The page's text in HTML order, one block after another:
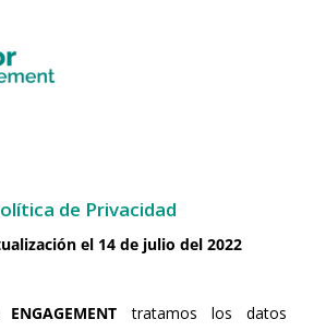
de Privacidad
el 14 de julio del 2022
ENGAGEMENT tratamos los datos